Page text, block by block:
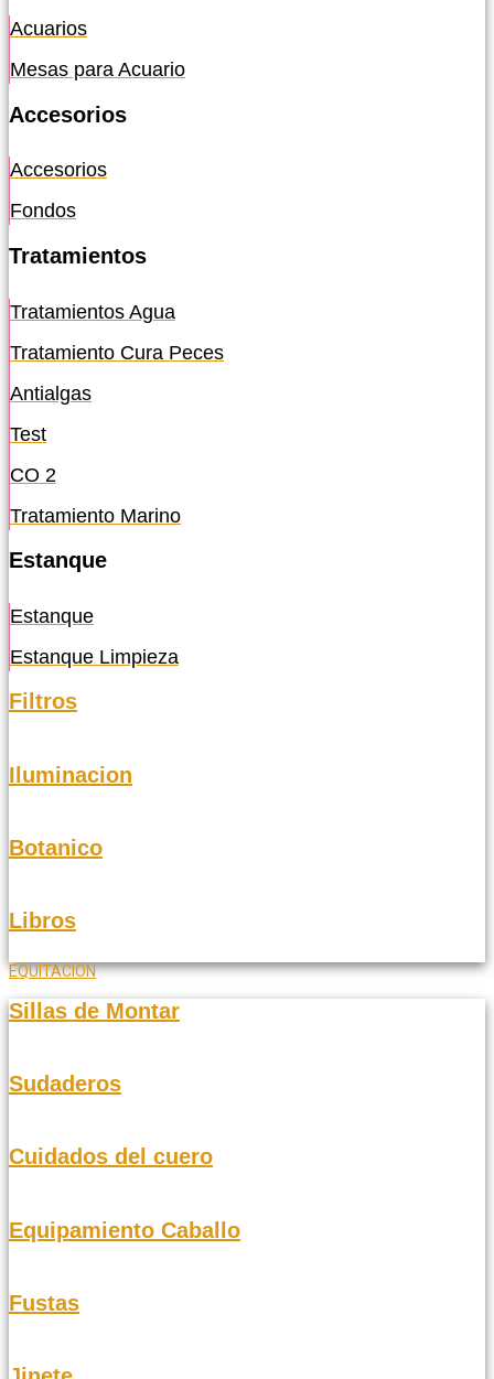
Acuarios
Mesas para Acuario
Accesorios
Accesorios
Fondos
Tratamientos
Tratamientos Agua
Tratamiento Cura Peces
Antialgas
Test
CO 2
Tratamiento Marino
Estanque
Estanque
Estanque Limpieza
Filtros
Iluminacion
Botanico
Libros
EQUITACION
Sillas de Montar
Sudaderos
Cuidados del cuero
Equipamiento Caballo
Fustas